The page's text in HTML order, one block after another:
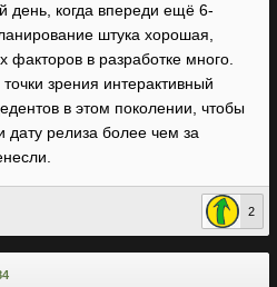
день, когда впереди ещё 6-
штука хорошая,
факторов в разработке много.
зрения интерактивный
в этом поколении, чтобы
дату релиза более чем за
2